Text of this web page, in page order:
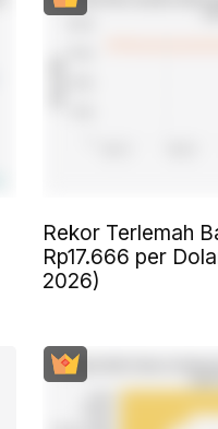
Rekor Terlemah
Rp17.666 per
2026)